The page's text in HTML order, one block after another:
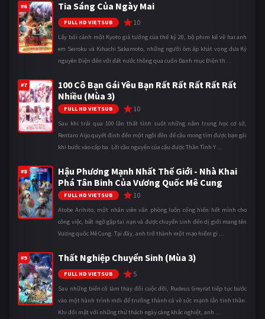
#6 Tia Sáng Của Ngày Mai
FULL HD VIETSUB 10
Lấy bối cảnh một Kyoto giả tưởng của thế kỷ 20, bộ phim kể về hai anh
em Seiroku và Kihachi Sakamoto, những người ôm ấp khát vọng đưa Kỷ
nguyên Điện đến với đất nước thông qua cuốn Danh mục Điện th ...
#7
100 Cô Bạn Gái Yêu Bạn Rất Rất Rất Rất Rất
Nhiều (Mùa 3)
FULL HD VIETSUB 10
Sau khi trải qua 100 lần thất tình suốt những năm trung học cơ sở,
Rentaro Aijo quyết định đến một ngôi đền để cầu mong tìm được bạn gái
khi bước vào cấp ba. Lời cầu nguyện của cậu được Thần Tình Y ...
#8
Hậu Phương Mạnh Nhất Thế Giới - Nhà Khai
Phá Tân Binh Của Vương Quốc Mê Cung
FULL HD VIETSUB 10
Atobe Arihito, một nhân viên văn phòng luôn cống hiến hết mình cho
công việc, bất ngờ gặp tai nạn và được chuyển sinh đến dị giới mang tên
Vương quốc Mê Cung. Tại đây, anh trở thành một mạo hiểm gi ...
#9 Thất Nghiệp Chuyển Sinh (Mùa 3)
FULL HD VIETSUB 5
Sau những biến cố làm thay đổi cuộc đời, Rudeus Greyrat tiếp tục bước
vào một hành trình mới để trưởng thành cả về sức mạnh lẫn tinh thần.
Khi đối mặt với những thử thách ngày càng khắc nghiệt, anh ...